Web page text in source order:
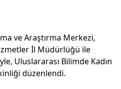
ve Araştırma Merkezi,
İl Müdürlüğü ile
Uluslararası Bilimde Kadın
düzenlendi.